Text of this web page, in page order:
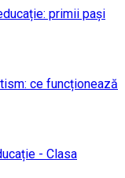
primii pași
ce funcționează
- Clasa